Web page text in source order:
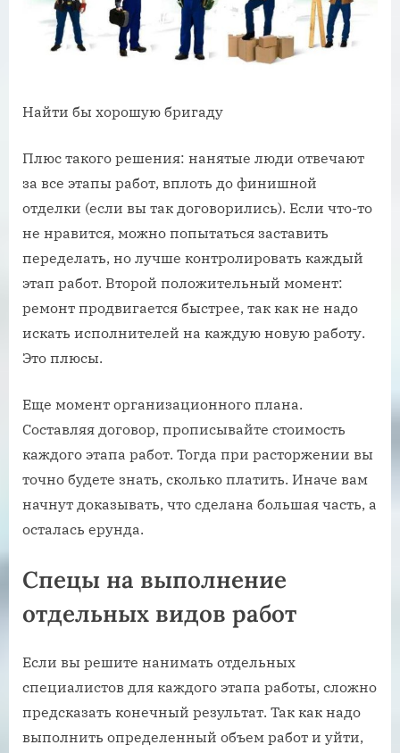
Найти бы хорошую бригаду
Плюс такого решения: нанятые люди отвечают
за все этапы работ, вплоть до финишной
отделки (если вы так договорились). Если что-то
не нравится, можно попытаться заставить
переделать, но лучше контролировать каждый
этап работ. Второй положительный момент:
ремонт продвигается быстрее, так как не надо
искать исполнителей на каждую новую работу.
Это плюсы.
Еще момент организационного плана.
Составляя договор, прописывайте стоимость
каждого этапа работ. Тогда при расторжении вы
точно будете знать, сколько платить. Иначе вам
начнут доказывать, что сделана большая часть, а
осталась ерунда.
Спецы на выполнение
отдельных видов работ
Если вы решите нанимать отдельных
специалистов для каждого этапа работы, сложно
предсказать конечный результат. Так как надо
выполнить определенный объем работ и уйти,